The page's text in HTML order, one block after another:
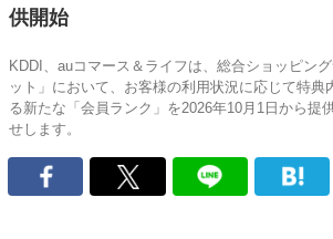
供開始
KDDI、auコマース＆ライフは、総合ショッピン
ット」において、お客様の利用状況に応じて特典
る新たな「会員ランク」を2026年10月1日から提
せします。